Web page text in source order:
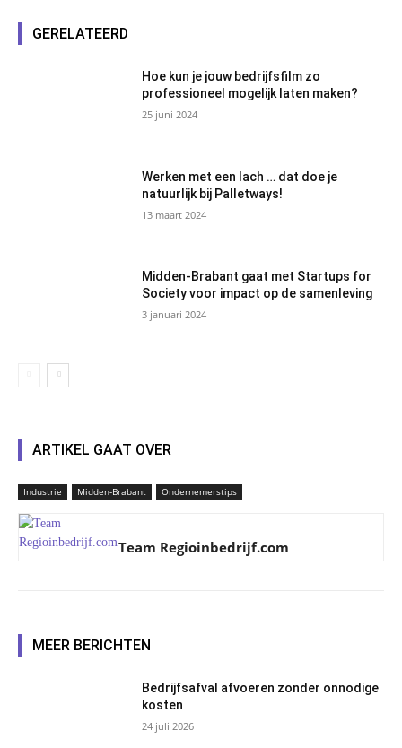
GERELATEERD
Hoe kun je jouw bedrijfsfilm zo
professioneel mogelijk laten maken?
25 juni 2024
Werken met een lach … dat doe je
natuurlijk bij Palletways!
13 maart 2024
Midden-Brabant gaat met Startups for
Society voor impact op de samenleving
3 januari 2024
ARTIKEL GAAT OVER
Industrie Midden-Brabant Ondernemerstips
Team Regioinbedrijf.com
MEER BERICHTEN
Bedrijfsafval afvoeren zonder onnodige
kosten
24 juli 2026